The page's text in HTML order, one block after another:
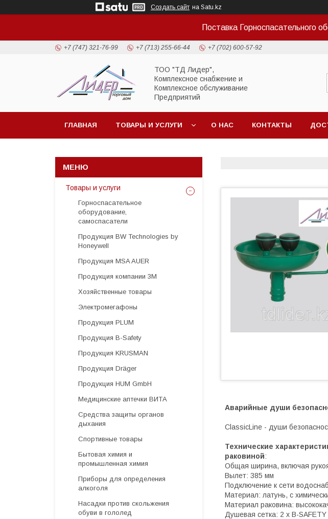
Создать сайт на Satu.kz
Поставка Горноспасательного
+7 (747) 321-76-99 +7 (713) 255-66-44 +7 (702) 600-57-92
ТОО "ТД Лидер",
Комплексное снабжение и
Комплексное обслуживание
Предприятий
ГЛАВНАЯ ТОВАРЫ И УСЛУГИ О НАС КОНТАКТЫ
Аварийные души
ClassicLine - души
Технические
раковиной:
Общая ширина, включая
Вылет: 385 мм
Подключение к сети
Материал: латунь, с
Материал раковина:
Душевая сетка: 2 x B-
Товары и услуги
Горноспасательное
оборудование,
самоспасатели
Продукция BW Technologies by
Honeywell
Продукция MSA AUER
Продукция компании 3М
Хозяйственные товары
Электромегафоны
Продукция PLUM
Продукция B-Safety
Продукция KRUSMAN
Продукция Dräger
Продукция HUM GmbH
Медицинские аптечки ВИТА
Средства защиты органов
дыхания
Спортивные товары
Бытовая химия и
промышленная химия
Приборы для определения
алкоголя
Насадки против скольжения
обуви в гололед